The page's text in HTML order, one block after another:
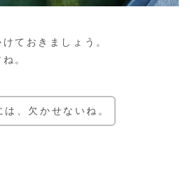
ておきましょう。
。
は、欠かせないね。